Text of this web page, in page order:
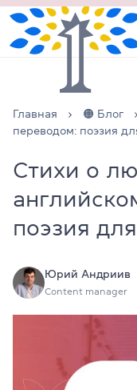
Главная 🟠 Блог
переводом: поэзия
Стихи о
поэзия
Юрий Андриив
Content manager